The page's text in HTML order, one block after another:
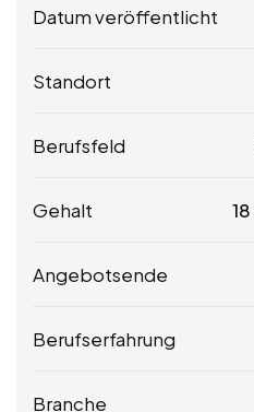
Datum veröffentlicht
Standort
Berufsfeld
Gehalt 18
Angebotsende
Berufserfahrung
Branche